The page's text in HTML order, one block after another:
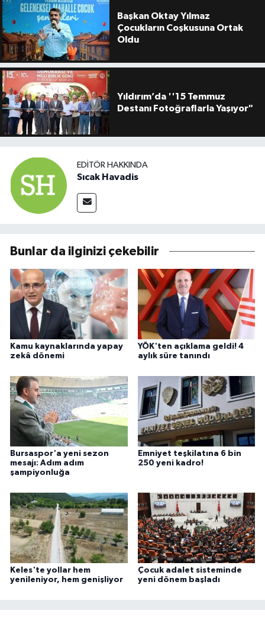
Başkan Oktay Yılmaz
Çocukların Coşkusuna Ortak
Oldu
Yıldırım’da ''15 Temmuz
Destanı Fotoğraflarla Yaşıyor"
EDITÖR HAKKINDA
Sıcak Havadis
Bunlar da ilginizi çekebilir
Kamu kaynaklarında yapay
zekâ dönemi
YÖK'ten açıklama geldi! 4
aylık süre tanındı
Bursaspor'a yeni sezon
mesajı: Adım adım
şampiyonluğa
Emniyet teşkilatına 6 bin
250 yeni kadro!
Keles'te yollar hem
yenileniyor, hem genişliyor
Çocuk adalet sisteminde
yeni dönem başladı